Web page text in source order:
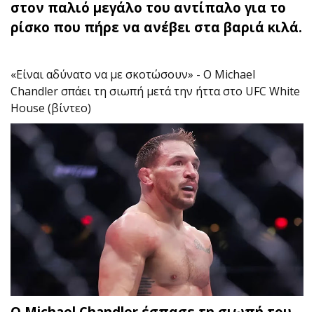
στον παλιό μεγάλο του αντίπαλο για το
ρίσκο που πήρε να ανέβει στα βαριά κιλά.
«Είναι αδύνατο να με σκοτώσουν» - Ο Michael
Chandler σπάει τη σιωπή μετά την ήττα στο UFC White
House (βίντεο)